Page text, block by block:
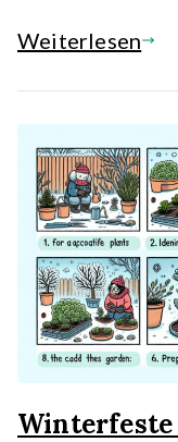
Weiterlesen
Winterfeste